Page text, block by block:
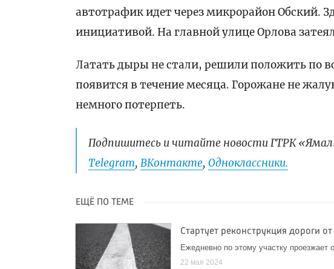
автотрафик идет через микрорайон Обский.
инициативой. На главной улице Орлова
Латать дыры не стали, решили положить по
появится в течение месяца. Горожане не
немного потерпеть.
Подпишитесь и читайте новости ГТРК
Telegram,ВКонтакте,Одноклассники.
ЕЩЁ ПО ТЕМЕ
Стартует реконструкция дороги
Ежедневно по этому участку проезжает
22 мая 2024